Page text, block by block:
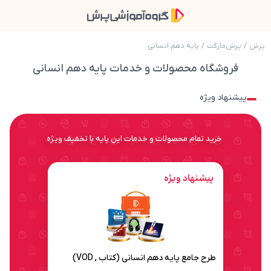
پرش / پرش‌مارکت / پایه دهم انسانی
فروشگاه محصولات و خدمات پایه دهم انسانی
پیشنهاد ویژه
خرید تمام محصولات و خدمات این پایه با تخفیف ویژه
پیشنهاد ویژه
طرح جامع پایه دهم انسانی (کتاب , VOD)
طرح جامع پایه دهم انسانی (کتاب , VOD)